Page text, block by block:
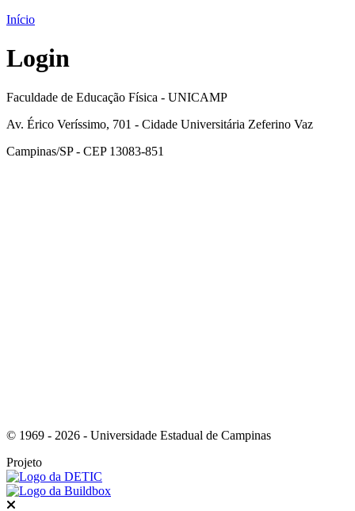
Início
Login
Faculdade de Educação Física - UNICAMP
Av. Érico Veríssimo, 701 - Cidade Universitária Zeferino Vaz
Campinas/SP - CEP 13083-851
© 1969 - 2026 - Universidade Estadual de Campinas
Projeto